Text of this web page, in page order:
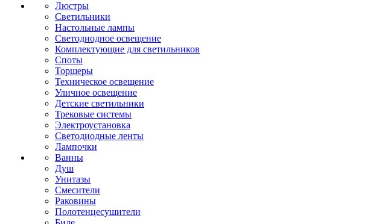
Люстры
Светильники
Настольные лампы
Светодиодное освещение
Комплектующие для светильников
Споты
Торшеры
Техническое освещение
Уличное освещение
Детские светильники
Трековые системы
Электроустановка
Светодиодные ленты
Лампочки
Ванны
Душ
Унитазы
Смесители
Раковины
Полотенцесушители